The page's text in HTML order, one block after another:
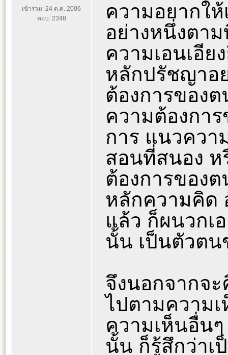
เข้าร่วม: 24 ต.ค. 2006
ตอบ: 2348
ความอยากให้
อย่างหนึ่งตา
ความเอนเอี
หลักปรัชญาอ
ต้องการของ
ความต้องกา
การ แนวควา
สอนที่สนอง ห
ต้องการของ
หลักความคิด
แล้ว ก็ผนวกเ
นั้น เป็นตัวตน
จึงนอกจากจ
ไปตามความ
ความเห็นอื่น
นั้น ก็รู้สึกว่าเ